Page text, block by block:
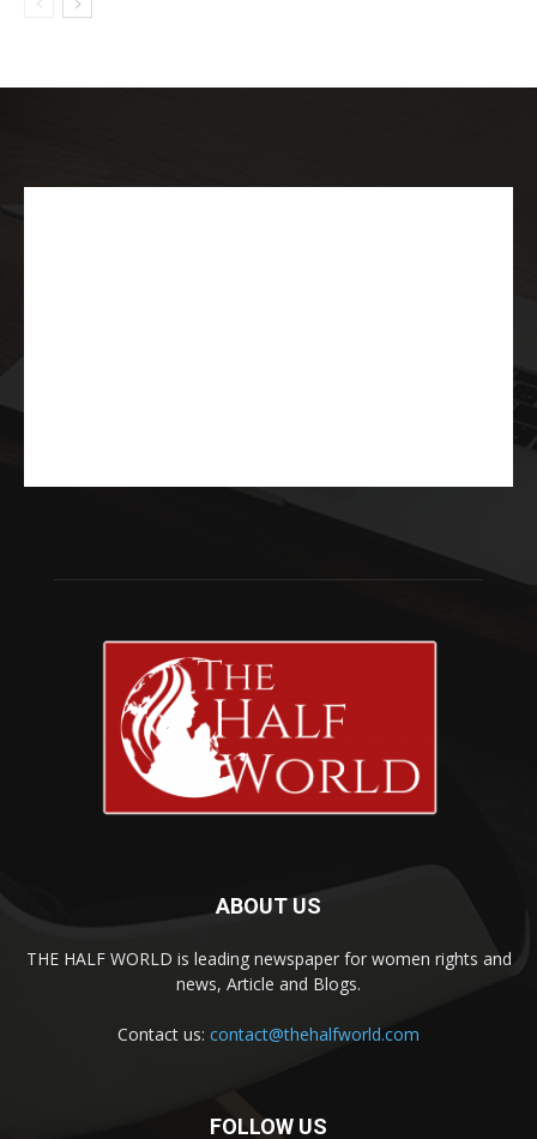
ABOUT US
THE HALF WORLD is leading newspaper for women rights and
news, Article and Blogs.
Contact us: contact@thehalfworld.com
FOLLOW US